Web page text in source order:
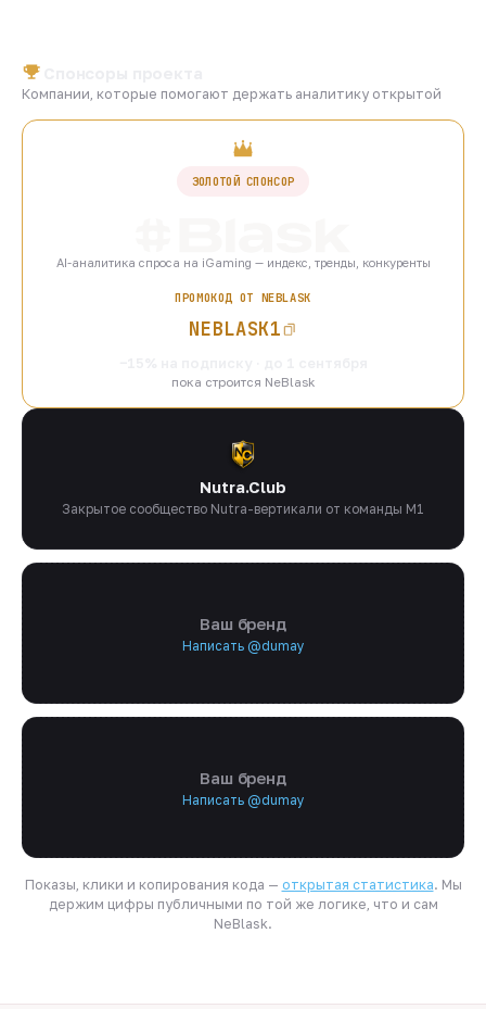
Компании, которые помогают держать аналитику открытой
ЗОЛОТОЙ СПОНСОР
AI-аналитика спроса на iGaming — индекс, тренды, конкуренты
ПРОМОКОД ОТ NEBLASK
NEBLASK1
пока строится NeBlask
Nutra.Club
Закрытое сообщество Nutra-вертикали от команды M1
Ваш бренд
Написать @dumay
Ваш бренд
Написать @dumay
Показы, клики и копирования кода — открытая статистика. Мы
держим цифры публичными по той же логике, что и сам
NeBlask.